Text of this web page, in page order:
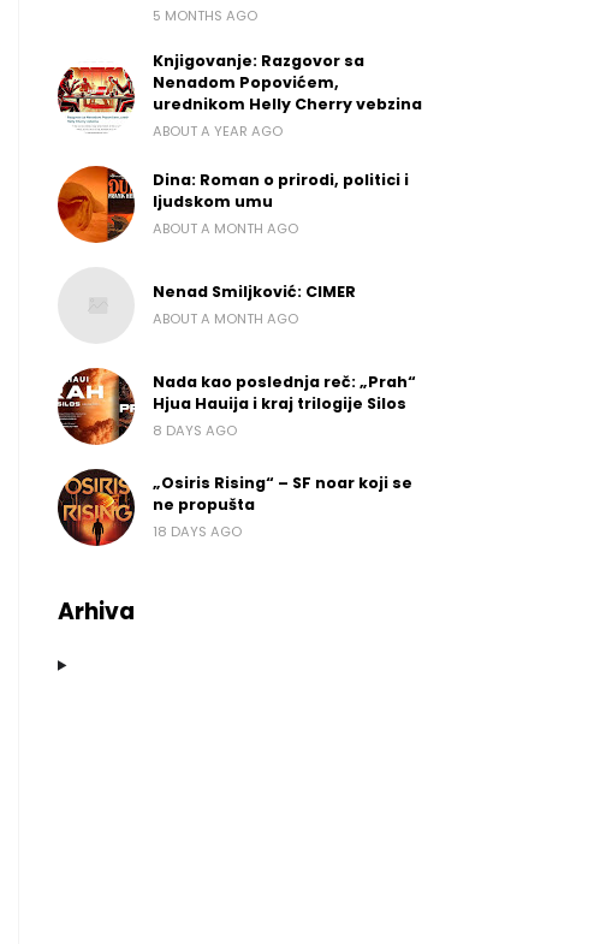
5 MONTHS AGO
Knjigovanje: Razgovor sa
Nenadom Popovićem,
urednikom Helly Cherry vebzina
ABOUT A YEAR AGO
Dina: Roman o prirodi, politici i
ljudskom umu
ABOUT A MONTH AGO
Nenad Smiljković: CIMER
ABOUT A MONTH AGO
Nada kao poslednja reč: „Prah“
Hjua Hauija i kraj trilogije Silos
8 DAYS AGO
„Osiris Rising“ – SF noar koji se
ne propušta
18 DAYS AGO
Arhiva